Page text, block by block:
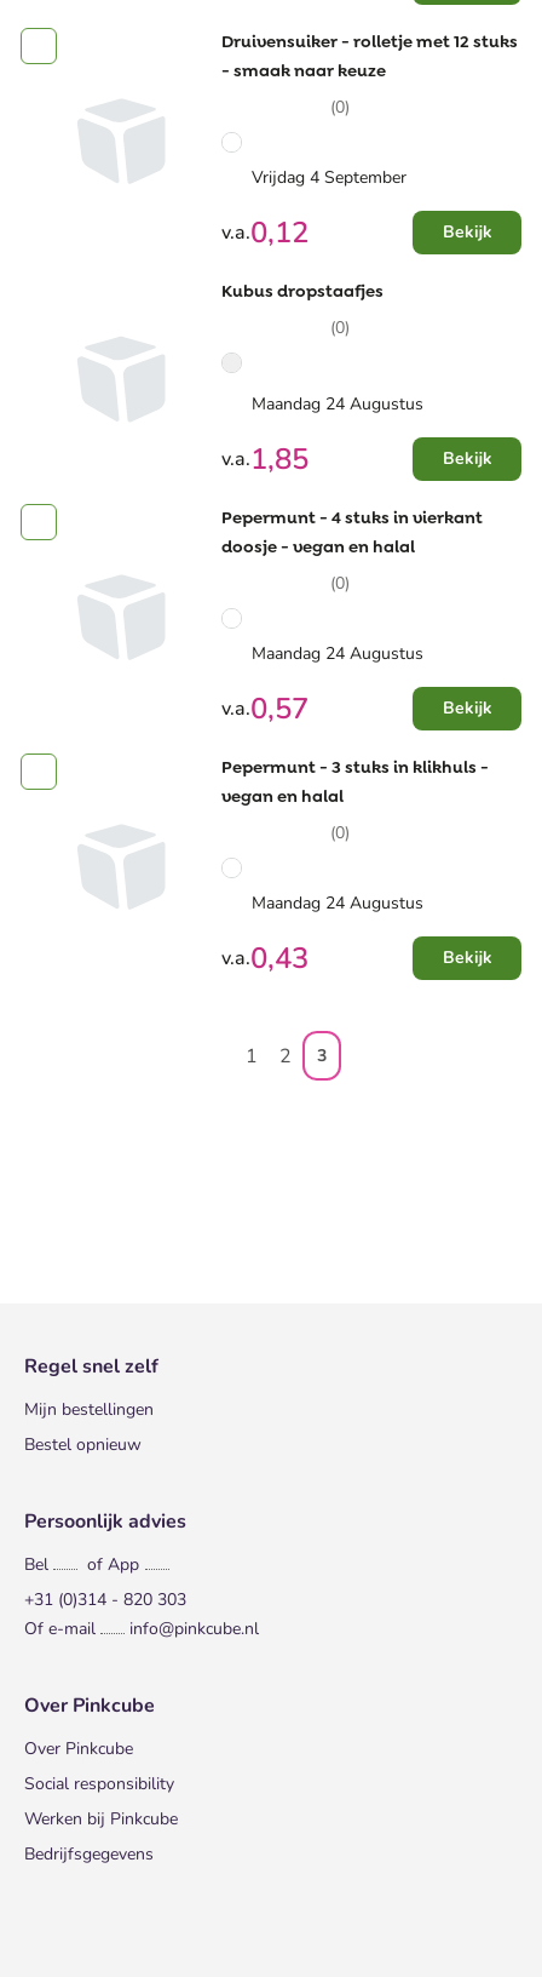
Druivensuiker - rolletje met 12 stuks
- smaak naar keuze
(0)
Vrijdag 4 September
v.a.0,12 Bekijk
Kubus dropstaafjes
(0)
Maandag 24 Augustus
v.a.1,85 Bekijk
Pepermunt - 4 stuks in vierkant
doosje - vegan en halal
(0)
Maandag 24 Augustus
v.a.0,57 Bekijk
Pepermunt - 3 stuks in klikhuls -
vegan en halal
(0)
Maandag 24 Augustus
v.a.0,43 Bekijk
1 2 3
Regel snel zelf
Mijn bestellingen
Bestel opnieuw
Persoonlijk advies
Bel
of App
+31 (0)314 - 820 303
Of e-mail
info@pinkcube.nl
Over Pinkcube
Over Pinkcube
Social responsibility
Werken bij Pinkcube
Bedrijfsgegevens